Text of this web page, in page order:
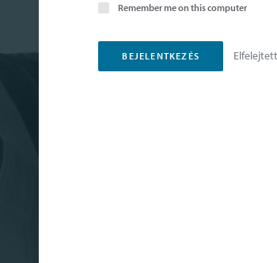
Remember me on this computer